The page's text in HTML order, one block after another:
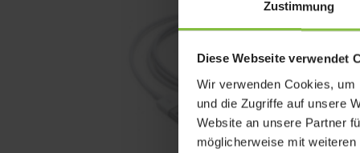
Zustimmung
Diese Webseite verwendet
Wir verwenden Cookies,
und die Zugriffe auf unsere
Website an unsere Partner
möglicherweise mit